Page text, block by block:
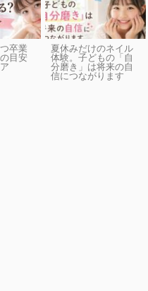
卒業
目安
夏休みだけのネイル
体験。子どもの「自
分磨き」は将来の自
信につながります